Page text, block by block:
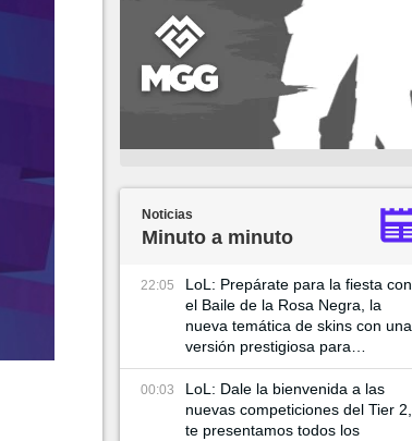
Noticias
Minuto a minuto
22:05
LoL: Prepárate para la fiesta con
el Baile de la Rosa Negra, la
nueva temática de skins con una
versión prestigiosa para
Katarian
00:03
LoL: Dale la bienvenida a las
nuevas competiciones del Tier 2,
te presentamos todos los